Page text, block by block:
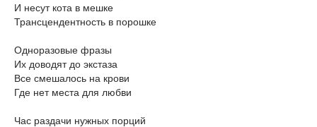
И несут кота в мешке
Трансцендентность в порошке
Одноразовые фразы
Их доводят до экстаза
Все смешалось на крови
Где нет места для любви
Час раздачи нужных порций